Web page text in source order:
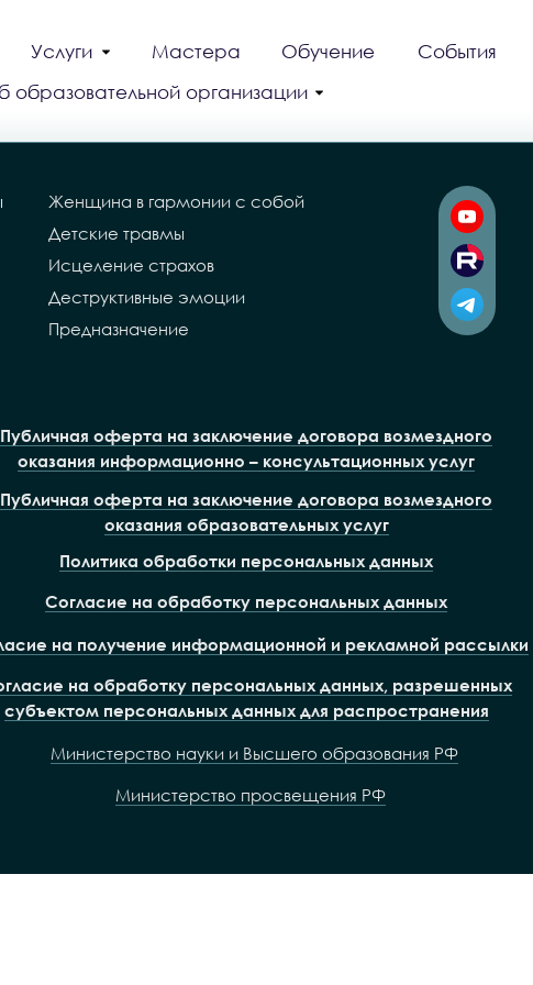
Услуги События
Обучение
Мастера
образовательной организации
Женщина в гармонии с собой
Детские травмы
Исцеление страхов
Деструктивные эмоции
Публичная оферта на заключение договора возмездного
оказания информационно – консультационных услуг
Публичная оферта на заключение договора возмездного
оказания образовательных услуг
Политика обработки персональных данных
Согласие на обработку персональных данных
на получение информационной и рекламной рассылки
на обработку персональных данных, разрешенных
субъектом персональных данных для распространения
Министерство науки и Высшего образования РФ
Министерство просвещения РФ
Предназначение